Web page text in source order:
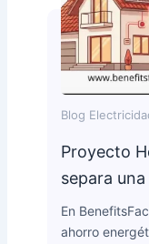
Blog
Proyecto
separa una
En
ahorro